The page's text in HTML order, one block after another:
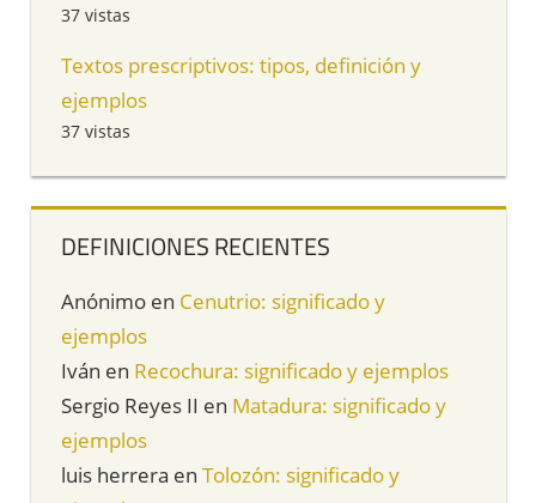
37 vistas
Textos prescriptivos: tipos, definición y
ejemplos
37 vistas
DEFINICIONES RECIENTES
Anónimo en Cenutrio: significado y
ejemplos
Iván en Recochura: significado y ejemplos
Sergio Reyes II en Matadura: significado y
ejemplos
luis herrera en Tolozón: significado y